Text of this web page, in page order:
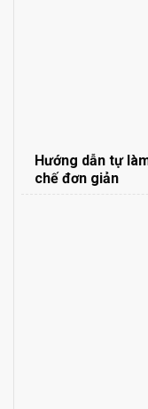
Hướng dẫn tự
chế đơn giản